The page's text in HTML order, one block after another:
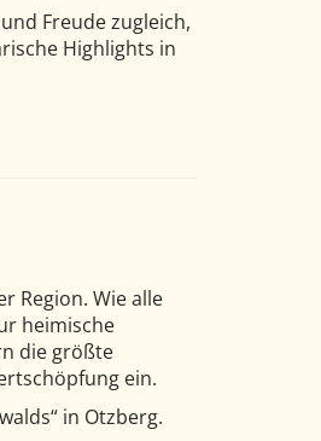
Freude zugleich,
Highlights in
Region. Wie alle
heimische
die größte
ein.
in Otzberg.